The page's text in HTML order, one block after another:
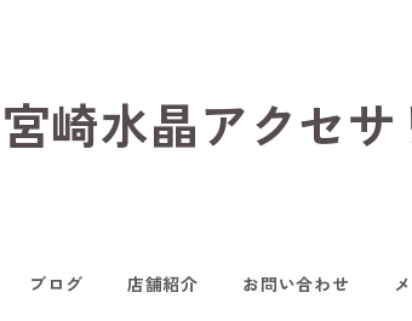
崎水晶アクセサ
ブログ 店舗紹介 お問い合わせ